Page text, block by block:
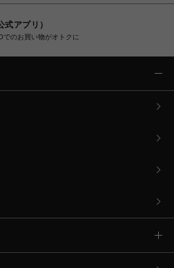
アプリ）
でのお買い物がオトクに